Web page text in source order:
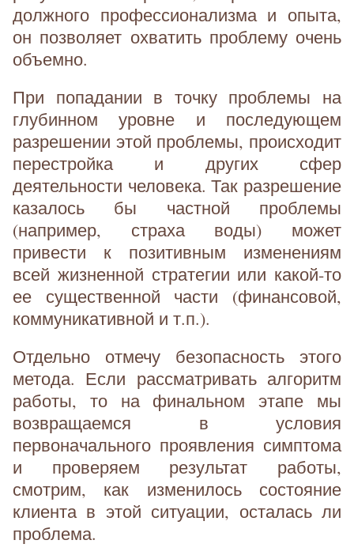
должного профессионализма и опыта,
он позволяет охватить проблему очень
объемно.
При попадании в точку проблемы на
глубинном уровне и последующем
разрешении этой проблемы, происходит
перестройка и других сфер
деятельности человека. Так разрешение
казалось бы частной проблемы
(например, страха воды) может
привести к позитивным изменениям
всей жизненной стратегии или какой-то
ее существенной части (финансовой,
коммуникативной и т.п.).
Отдельно отмечу безопасность этого
метода. Если рассматривать алгоритм
работы, то на финальном этапе мы
возвращаемся в условия
первоначального проявления симптома
и проверяем результат работы,
смотрим, как изменилось состояние
клиента в этой ситуации, осталась ли
проблема.